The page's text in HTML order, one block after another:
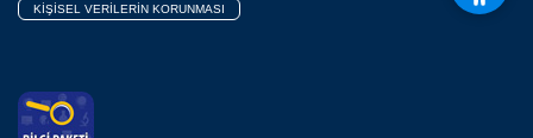
KİŞİSEL VERİLERİN KORUNMASI